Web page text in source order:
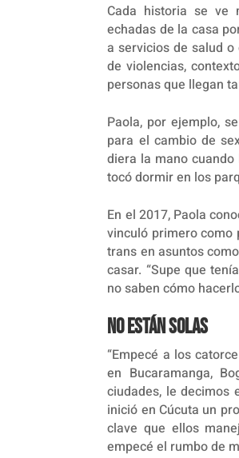
Cada historia se ve
echadas de la casa
a servicios de salud
de violencias,
personas que llegan
Paola, por ejemplo,
para el cambio de
diera la mano
tocó dormir en los
En el 2017, Paola
vinculó primero como
trans en asuntos
casar. “Supe que
no saben cómo
No están solas
“Empecé a los
en Bucaramanga,
ciudades, le decimos
inició en Cúcuta un
clave que ellos
empecé el rumbo de